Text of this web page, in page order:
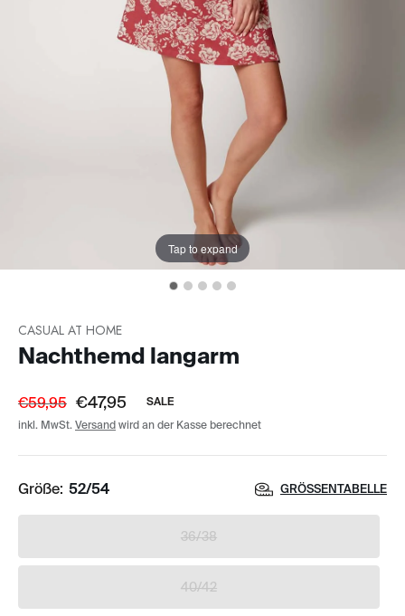
Tap to expand
CASUAL AT HOME
Nachthemd langarm
€59,95 €47,95
SALE
inkl. MwSt. Versand wird an der Kasse berechnet
Größe: 52/54 GRÖSSENTABELLE
36/38
40/42